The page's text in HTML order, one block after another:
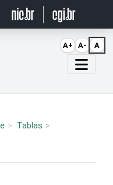
Tablas
A+ A- A